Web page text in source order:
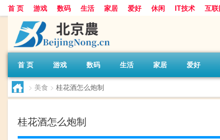
首 页 游戏 数码 生活 家居 爱好 休闲 IT技术 互
首 页 游戏 数码 生活 家居 爱好
> 美食 > 桂花酒怎么炮制
桂花酒怎么炮制